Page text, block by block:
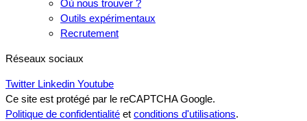
Où nous trouver ?
Outils expérimentaux
Recrutement
Réseaux sociaux
Twitter Linkedin Youtube
Ce site est protégé par le reCAPTCHA Google.
Politique de confidentialité et conditions d'utilisations.